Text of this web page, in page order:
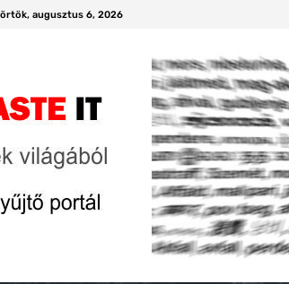
augusztus 6, 2026